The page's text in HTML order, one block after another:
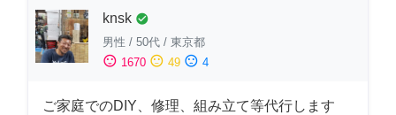
knsk check_circle
男性 / 50代 / 東京都
sentiment_satisfied 1670 sentiment_neutral 49 sentiment_dissatisfied 4
ご家庭でのDIY、修理、組み立て等代行します